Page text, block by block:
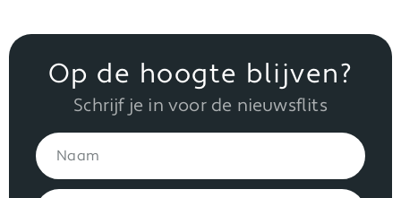
Op de hoogte blijven?
Schrijf je in voor de nieuwsflits